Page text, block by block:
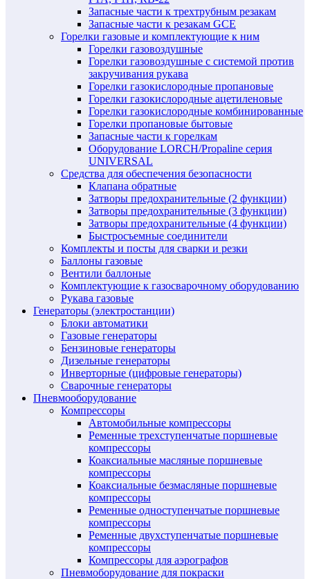
Запасные части к трехтрубным резакам
Запасные части к резакам GCE
Горелки газовые и комплектующие к ним
Горелки газовоздушные
Горелки газовоздушные с системой против
закручивания рукава
Горелки газокислородные пропановые
Горелки газокислородные ацетиленовые
Горелки газокислородные комбинированные
Горелки пропановые бытовые
Запасные части к горелкам
Оборудование LORCH/Propaline серия
UNIVERSAL
Средства для обеспечения безопасности
Клапана обратные
Затворы предохранительные (2 функции)
Затворы предохранительные (3 функции)
Затворы предохранительные (4 функции)
Быстросъемные соединители
Комплекты и посты для сварки и резки
Баллоны газовые
Вентили баллоные
Комплектующие к газосварочному оборудованию
Рукава газовые
Генераторы (электростанции)
Блоки автоматики
Газовые генераторы
Бензиновые генераторы
Дизельные генераторы
Инверторные (цифровые генераторы)
Сварочные генераторы
Пневмооборудование
Компрессоры
Автомобильные компрессоры
Ременные трехступенчатые поршневые
компрессоры
Коаксиальные масляные поршневые
компрессоры
Коаксиальные безмасляные поршневые
компрессоры
Ременные одноступенчатые поршневые
компрессоры
Ременные двухступенчатые поршневые
компрессоры
Компрессоры для аэрографов
Пневмоборудование для покраски